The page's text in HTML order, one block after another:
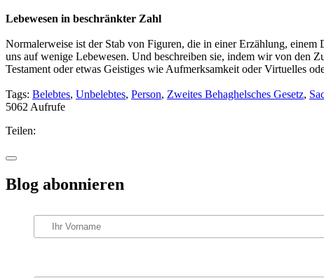
Lebewesen in beschränkter Zahl
Normalerweise ist der Stab von Figuren, die in einer Erzählung,
uns auf wenige Lebewesen. Und beschreiben sie, indem wir von den
Testament oder etwas Geistiges wie Aufmerksamkeit oder Virtuelles
Tags: Belebtes, Unbelebtes, Person, Zweites Behaghelsches Gesetz,
5062 Aufrufe
Teilen:
Blog abonnieren